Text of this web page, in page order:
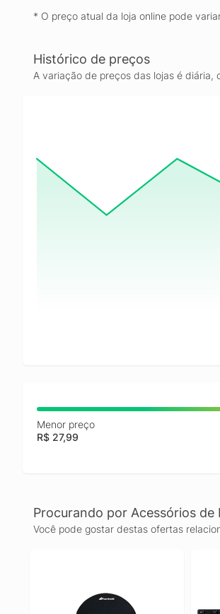
* O preço atual da loja online pode
Histórico de preços
A variação de preços das lojas é diária,
Menor preço
R$ 27,99
Procurando por Acessórios de
Você pode gostar destas ofertas